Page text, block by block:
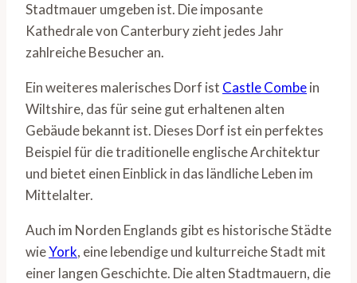
Stadtmauer umgeben ist. Die imposante
Kathedrale von Canterbury zieht jedes Jahr
zahlreiche Besucher an.
Ein weiteres malerisches Dorf ist Castle Combein
Wiltshire, das für seine gut erhaltenen alten
Gebäude bekannt ist. Dieses Dorf ist ein perfektes
Beispiel für die traditionelle englische Architektur
und bietet einen Einblick in das ländliche Leben im
Mittelalter.
Auch im Norden Englands gibt es historische Städte
wieYork, eine lebendige und kulturreiche Stadt mit
einer langen Geschichte. Die alten Stadtmauern, die